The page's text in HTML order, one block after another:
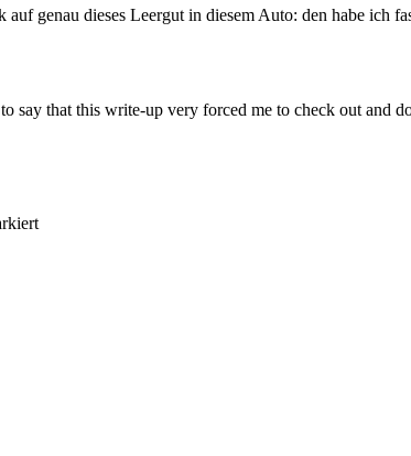
genau dieses Leergut in diesem Auto: den habe ich
that this write-up very forced me to check out and